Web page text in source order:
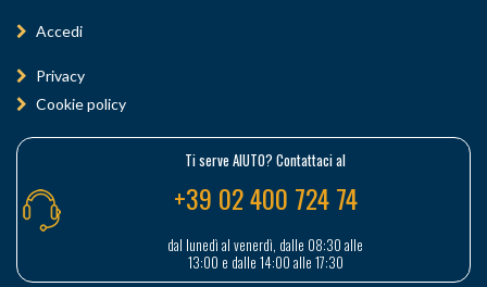
Accedi
Privacy
Cookie policy
Ti serve AIUTO? Contattaci al
+39 02 400 724 74
dal lunedì al venerdì, dalle 08:30 alle
13:00 e dalle 14:00 alle 17:30